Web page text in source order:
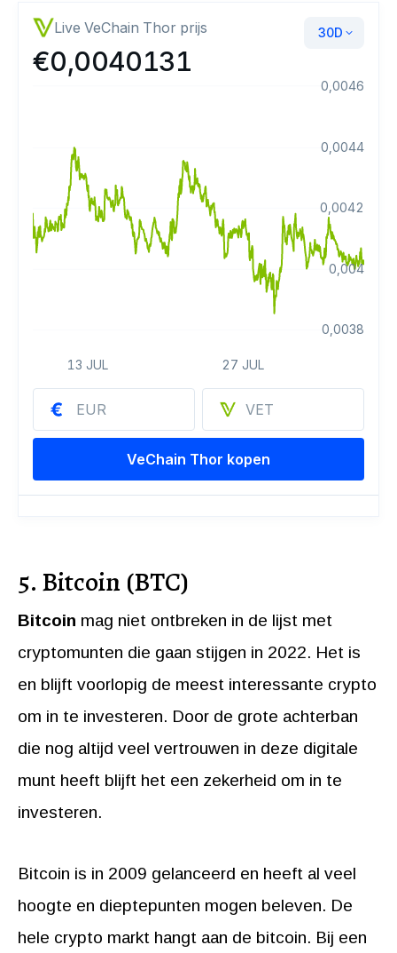
5. Bitcoin (BTC)
Bitcoin mag niet ontbreken in de lijst met
cryptomunten die gaan stijgen in 2022. Het is
en blijft voorlopig de meest interessante crypto
om in te investeren. Door de grote achterban
die nog altijd veel vertrouwen in deze digitale
munt heeft blijft het een zekerheid om in te
investeren.
Bitcoin is in 2009 gelanceerd en heeft al veel
hoogte en dieptepunten mogen beleven. De
hele crypto markt hangt aan de bitcoin. Bij een